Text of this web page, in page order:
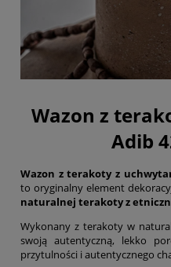
Wazon z
Adib
Wazon z terakoty z
to oryginalny element
naturalnej terakotyz
Wykonany z terakoty w
swoją autentyczną, lekko
przytulności i autentycznego